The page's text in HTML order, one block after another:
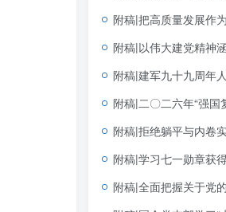
附稿|把高质量发展作为政绩标尺树立
附稿|以伟大建党精神涵养正确政绩观
附稿|建军九十九周年人民军队
附稿|二〇二六年“强国复兴有我”群众性主题
附稿|拒绝躺平与内卷实现共同富裕青年财富观和
附稿|学习七一勋章获得者先进事迹专题党课PPT课件
附稿|全面把握关于党的建设的重要思想的科学